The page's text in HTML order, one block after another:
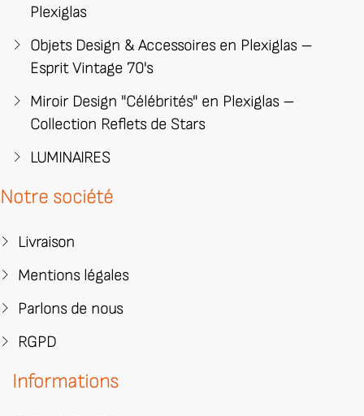
Plexiglas
Objets Design & Accessoires en Plexiglas –
Esprit Vintage 70's
Miroir Design "Célébrités" en Plexiglas –
Collection Reflets de Stars
LUMINAIRES
Notre société
Livraison
Mentions légales
Parlons de nous
RGPD
Informations